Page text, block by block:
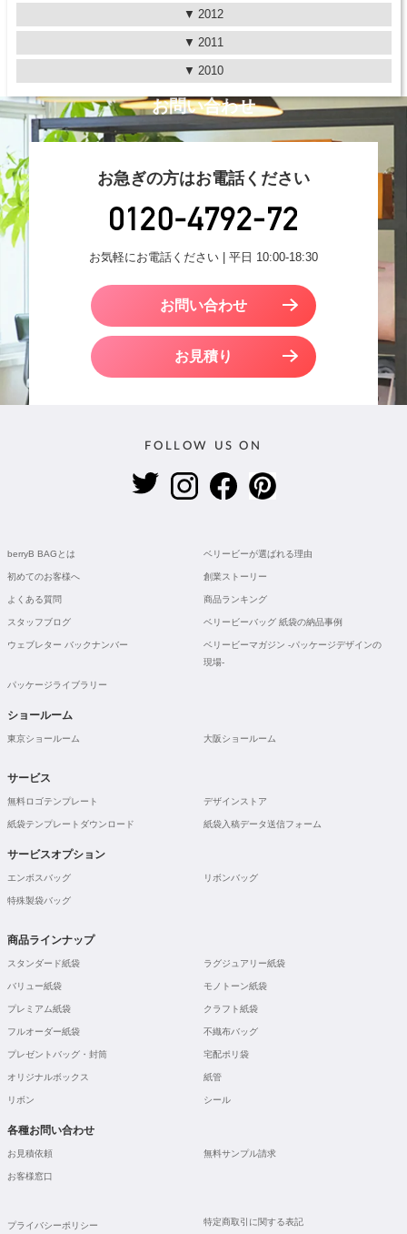
2012
2011
2010
お問い合わせ
お急ぎの方はお電話ください
お気軽にお電話ください | 平日 10:00-18:30
お問い合わせ
お見積り
FOLLOW US ON
berryB BAGとは ベリービーが選ばれる理由
初めてのお客様へ 創業ストーリー
よくある質問 商品ランキング
スタッフブログ ベリービーバッグ 紙袋の納品事例
ウェブレター バックナンバー
ベリービーマガジン -パッケージデザインの
現場-
パッケージライブラリー
ショールーム
東京ショールーム 大阪ショールーム
サービス
無料ロゴテンプレート デザインストア
紙袋テンプレートダウンロード 紙袋入稿データ送信フォーム
サービスオプション
エンボスバッグ リボンバッグ
特殊製袋バッグ
商品ラインナップ
スタンダード紙袋 ラグジュアリー紙袋
バリュー紙袋 モノトーン紙袋
プレミアム紙袋 クラフト紙袋
フルオーダー紙袋 不織布バッグ
プレゼントバッグ・封筒 宅配ポリ袋
オリジナルボックス 紙管
リボン シール
各種お問い合わせ
お見積依頼 無料サンプル請求
お客様窓口
プライバシーポリシー 特定商取引に関する表記